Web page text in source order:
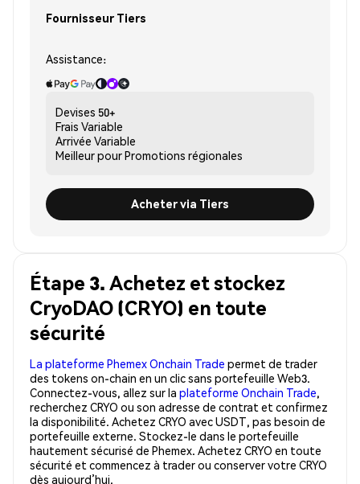
Fournisseur Tiers
Assistance:
Devises 50+
Frais Variable
Arrivée Variable
Meilleur pourPromotions régionales
Acheter via Tiers
Étape 3. Achetez et stockez
CryoDAO (CRYO) en toute
sécurité
La plateforme Phemex Onchain Trade permet de trader
des tokens on-chain en un clic sans portefeuille Web3.
Connectez-vous, allez sur la plateforme Onchain Trade,
recherchez CRYO ou son adresse de contrat et confirmez
la disponibilité. Achetez CRYO avec USDT, pas besoin de
portefeuille externe. Stockez-le dans le portefeuille
hautement sécurisé de Phemex. Achetez CRYO en toute
sécurité et commencez à trader ou conserver votre CRYO
dès aujourd’hui.